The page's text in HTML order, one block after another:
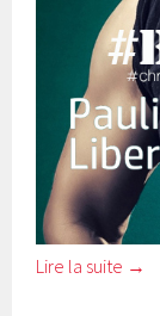
Lire la suite →